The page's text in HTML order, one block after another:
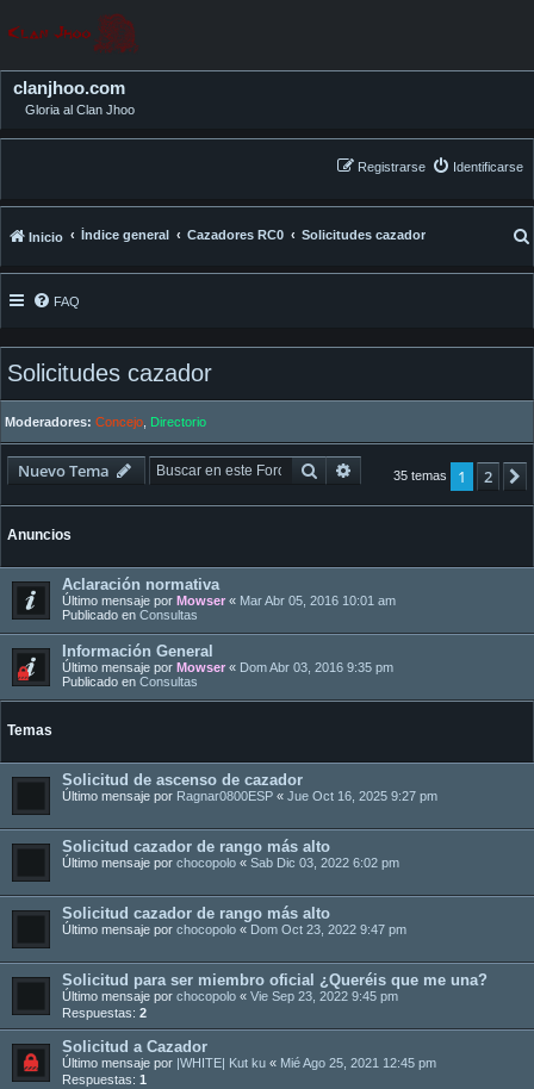
clanjhoo.com
Gloria al Clan Jhoo
Identificarse
Registrarse
Inicio Índice general Cazadores RC0 Solicitudes cazador
FAQ
Solicitudes cazador
Moderadores: Concejo Directorio
Nuevo Tema Buscar Búsqueda avanzada
35 temas 1 2
Anuncios
Aclaración normativa
Último mensaje por Mowser « Mar Abr 05, 2016 10:01 am
Publicado en Consultas
Información General
Último mensaje por Mowser « Dom Abr 03, 2016 9:35 pm
Publicado en Consultas
Temas
Solicitud de ascenso de cazador
Último mensaje por Ragnar0800ESP « Jue Oct 16, 2025 9:27 pm
Solicitud cazador de rango más alto
Último mensaje por chocopolo « Sab Dic 03, 2022 6:02 pm
Solicitud cazador de rango más alto
Último mensaje por chocopolo « Dom Oct 23, 2022 9:47 pm
Solicitud para ser miembro oficial ¿Queréis que me una?
Último mensaje por chocopolo « Vie Sep 23, 2022 9:45 pm
Respuestas: 2
Solicitud a Cazador
Último mensaje por |WHITE| Kut ku « Mié Ago 25, 2021 12:45 pm
Respuestas: 1